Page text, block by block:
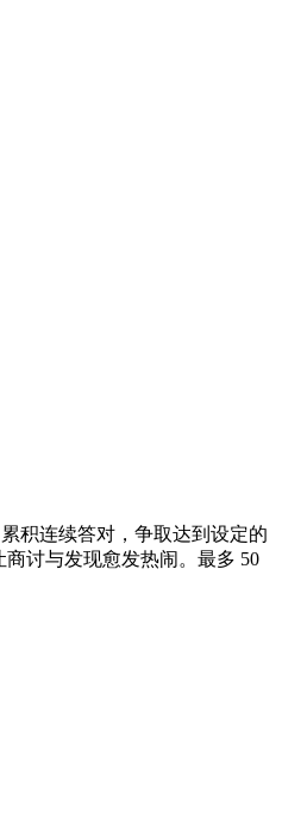
积连续答对，争取达到设定的
讨与发现愈发热闹。最多 50